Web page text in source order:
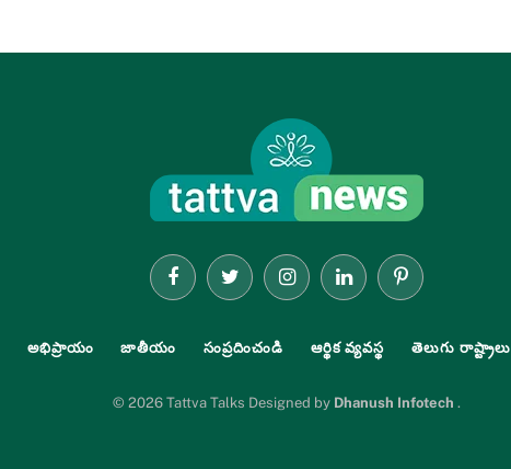
FacebookTwitter InstagramLinkedInPinterest
అభిప్రాయం జాతీయం సంప్రదించండి ఆర్థిక వ్యవస్థ తెలుగు రాష్ట్రాలు
© 2026 Tattva Talks Designed by Dhanush Infotech .